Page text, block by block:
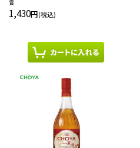
賞
1,430円(税込)